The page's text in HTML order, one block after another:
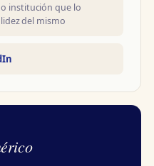
institución que lo
del mismo